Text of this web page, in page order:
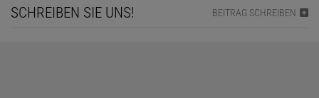
SCHREIBEN SIE UNS! BEITRAG SCHREIBEN